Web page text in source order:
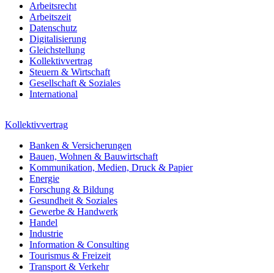
Arbeitsrecht
Arbeitszeit
Datenschutz
Digitalisierung
Gleichstellung
Kollektivvertrag
Steuern & Wirtschaft
Gesellschaft & Soziales
International
Kollektivvertrag
Banken & Versicherungen
Bauen, Wohnen & Bauwirtschaft
Kommunikation, Medien, Druck & Papier
Energie
Forschung & Bildung
Gesundheit & Soziales
Gewerbe & Handwerk
Handel
Industrie
Information & Consulting
Tourismus & Freizeit
Transport & Verkehr